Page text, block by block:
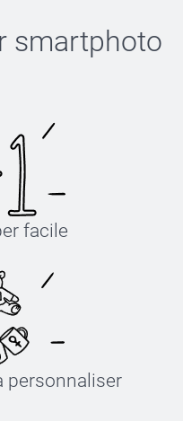
smartphoto
facile
personnaliser